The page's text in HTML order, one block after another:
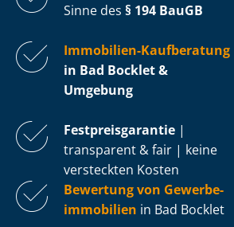
Sinne des § 194 BauGB
Immobilien-Kaufberatung
in Bad Bocklet &
Umgebung
Fest­preis­ga­ran­tie |
transparent & fair | keine
versteckten Kosten
Bewertung von Ge­wer­be­
im­mo­bi­li­en in Bad Bocklet